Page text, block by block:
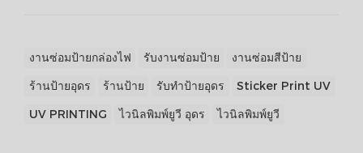
งานซ่อมป้ายกล่องไฟ รับงานซ่อมป้าย งานซ่อมสีป้าย
ร้านป้ายอุดร ร้านป้าย รับทำป้ายอุดร Sticker Print UV
UV PRINTING ไวนิลพิมพ์ยูวี อุดร ไวนิลพิมพ์ยูวี